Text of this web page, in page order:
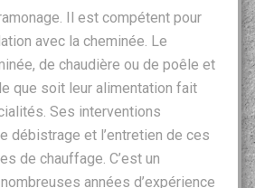
Il est compétent pour
avec la cheminée. Le
de chaudière ou de poêle et
que soit leur alimentation fait
Ses interventions
débistrage et l’entretien de ces
de chauffage. C’est un
années d’expérience